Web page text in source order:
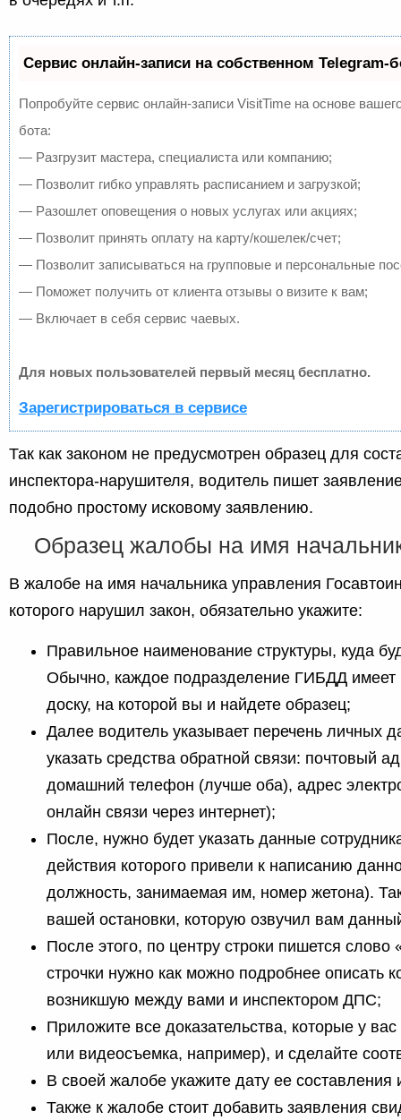
Сервис онлайн-записи на собственном Telegram-
Попробуйте сервис онлайн-записи VisitTime на основе
бота:
— Разгрузит мастера, специалиста или компанию;
— Позволит гибко управлять расписанием и загрузкой;
— Разошлет оповещения о новых услугах или акциях;
— Позволит принять оплату на карту/кошелек/счет;
— Позволит записываться на групповые и персональные
— Поможет получить от клиента отзывы о визите к вам;
— Включает в себя сервис чаевых.
Для новых пользователей первый месяц бесплатно.
Зарегистрироваться в сервисе
Так как законом не предусмотрен образец для
инспектора-нарушителя, водитель пишет
подобно простому исковому заявлению.
Образец жалобы на имя
В жалобе на имя начальника управления
которого нарушил закон, обязательно укажите:
Правильное наименование структуры, куда
Обычно, каждое подразделение ГИБДД
доску, на которой вы и найдете образец;
Далее водитель указывает перечень личных
указать средства обратной связи: почтовый
домашний телефон (лучше оба), адрес
онлайн связи через интернет);
После, нужно будет указать данные
действия которого привели к написанию
должность, занимаемая им, номер жетона).
вашей остановки, которую озвучил вам
После этого, по центру строки пишется
строчки нужно как можно подробнее описать
возникшую между вами и инспектором ДПС;
Приложите все доказательства, которые у
или видеосъемка, например), и сделайте
В своей жалобе укажите дату ее составления
Также к жалобе стоит добавить заявления